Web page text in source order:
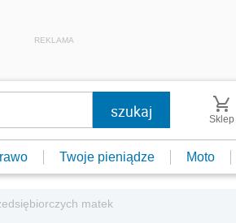
REKLAMA
Sklep
Twoje pieniądze Moto
matek